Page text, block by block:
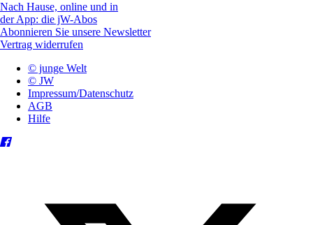
Nach Hause, online und in
der App: die jW-Abos
Abonnieren Sie unsere Newsletter
Vertrag widerrufen
© junge Welt
© JW
Impressum/Datenschutz
AGB
Hilfe